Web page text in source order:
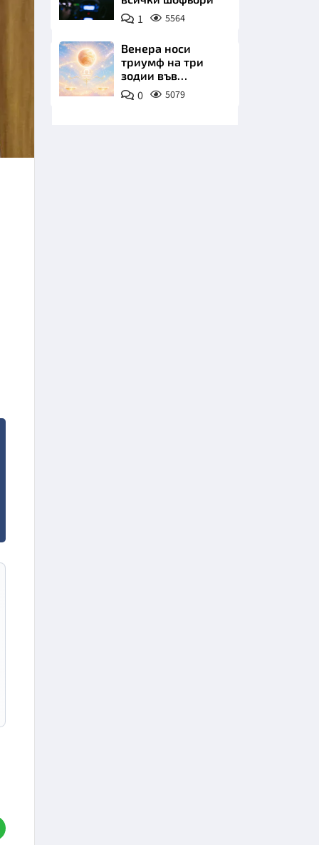
1 5564
Венера носи
триумф на три
зодии във
всичките им
начинания до дни
0 5079